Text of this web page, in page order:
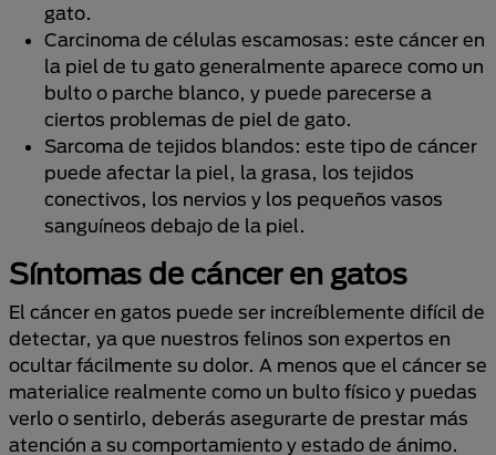
gato.
Carcinoma de células escamosas: este cáncer en
la piel de tu gato generalmente aparece como un
bulto o parche blanco, y puede parecerse a
ciertos problemas de piel de gato.
Sarcoma de tejidos blandos: este tipo de cáncer
puede afectar la piel, la grasa, los tejidos
conectivos, los nervios y los pequeños vasos
sanguíneos debajo de la piel.
Síntomas de cáncer en gatos
El cáncer en gatos puede ser increíblemente difícil de
detectar, ya que nuestros felinos son expertos en
ocultar fácilmente su dolor. A menos que el cáncer se
materialice realmente como un bulto físico y puedas
verlo o sentirlo, deberás asegurarte de prestar más
atención a su comportamiento y estado de ánimo.